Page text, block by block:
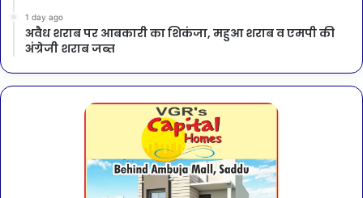
1 day ago
अवैध शराब पर आबकारी का शिकंजा, महुआ शराब व एमपी की
अंग्रेजी शराब जब्त